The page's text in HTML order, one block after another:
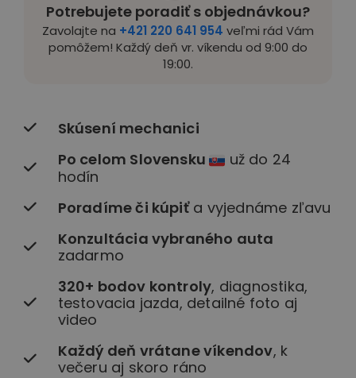
Potrebujete poradiť s objednávkou?
Zavolajte na +421 220 641 954 veľmi rád Vám
pomôžem! Každý deň vr. víkendu od 9:00 do
19:00.
Skúsení mechanici
Po celom Slovensku
už do 24
hodín
Poradíme či kúpiťa vyjednáme zľavu
Konzultácia vybraného auta
zadarmo
320+ bodov kontroly, diagnostika,
testovacia jazda, detailné foto aj
video
Každý deň vrátane víkendov, k
večeru aj skoro ráno